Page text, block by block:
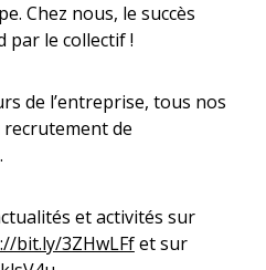
Chez nous, le succès
par le collectif !
de l’entreprise, tous nos
de
et activités sur
bit.ly/3ZHwLFfet sur